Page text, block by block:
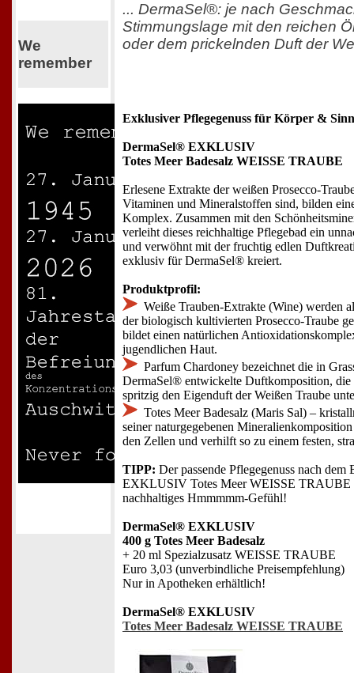
We
remember
... DermaSel®: je nach
Stimmungslage mit den reichen
oder dem prickelnden Duft der
Exklusiver Pflegegenuss für Körper &
DermaSel® EXKLUSIV
Totes Meer Badesalz WEISSE TRAUBE
Erlesene Extrakte der weißen Prosecco-
Vitaminen und Mineralstoffen sind, bilden
Komplex. Zusammen mit den
verleiht dieses reichhaltige Pflegebad ein
und verwöhnt mit der fruchtig edlen
exklusiv für DermaSel® kreiert.
Produktprofil:
Weiße Trauben-Extrakte (Wine) werden
der biologisch kultivierten Prosecco-Traube
bildet einen natürlichen
jugendlichen Haut.
Parfum Chardoney bezeichnet die in
DermaSel® entwickelte Duftkomposition, die
spritzig den Eigenduft der Weißen Traube
Totes Meer Badesalz (Maris Sal) –
seiner naturgegebenen
den Zellen und verhilft so zu einem festen,
TIPP: Der passende Pflegegenuss nach
EXKLUSIV Totes Meer WEISSE TRAUBE
nachhaltiges Hmmmmm-Gefühl!
DermaSel® EXKLUSIV
400 g Totes Meer Badesalz
+ 20 ml Spezialzusatz WEISSE TRAUBE
Euro 3,03 (unverbindliche Preisempfehlung)
Nur in Apotheken erhältlich!
DermaSel® EXKLUSIV
Totes Meer Badesalz WEISSE TRAUBE